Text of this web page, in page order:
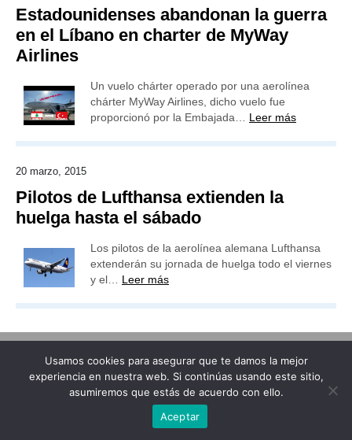
Estadounidenses abandonan la guerra
en el Líbano en charter de MyWay
Airlines
Un vuelo chárter operado por una aerolínea
chárter MyWay Airlines, dicho vuelo fue
proporcionó por la Embajada… Leer más
20 marzo, 2015
Pilotos de Lufthansa extienden la
huelga hasta el sábado
Los pilotos de la aerolínea alemana Lufthansa
extenderán su jornada de huelga todo el viernes
y el… Leer más
Usamos cookies para asegurar que te damos la mejor
experiencia en nuestra web. Si continúas usando este sitio,
asumiremos que estás de acuerdo con ello.
Aceptar
Publicidad Redacción Contacto
Advertencia legal
Todos los derechos reservados
Grupo Preferente